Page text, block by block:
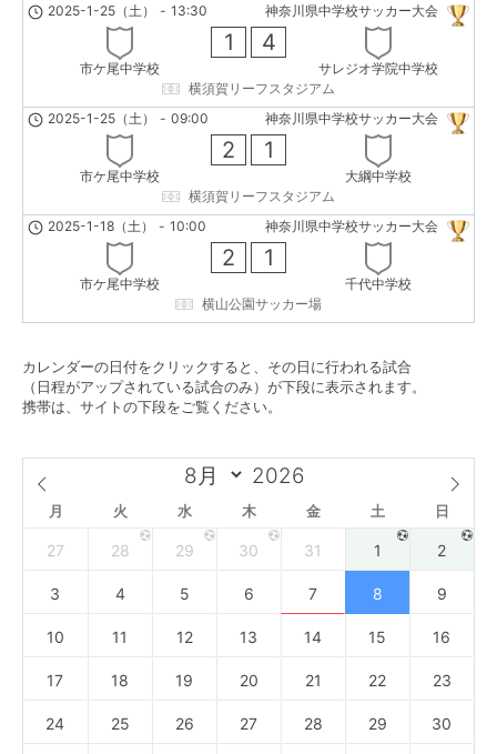
神奈川県中学校サッカー大会
2025-1-25（土） - 13:30
市ケ尾中学校
1 4
サレジオ学院中学校
横須賀リーフスタジアム
神奈川県中学校サッカー大会
2025-1-25（土） - 09:00
市ケ尾中学校
2 1
大綱中学校
横須賀リーフスタジアム
神奈川県中学校サッカー大会
2025-1-18（土） - 10:00
市ケ尾中学校
2 1
千代中学校
横山公園サッカー場
カレンダーの日付をクリックすると、その日に行われる試合
（日程がアップされている試合のみ）が下段に表示されます。
携帯は、サイトの下段をご覧ください。
月 火 水 木 金 土 日
27 28 29 30 31 1 2
3 4 5 6 7 8 9
10 11 12 13 14 15 16
17 18 19 20 21 22 23
24 25 26 27 28 29 30